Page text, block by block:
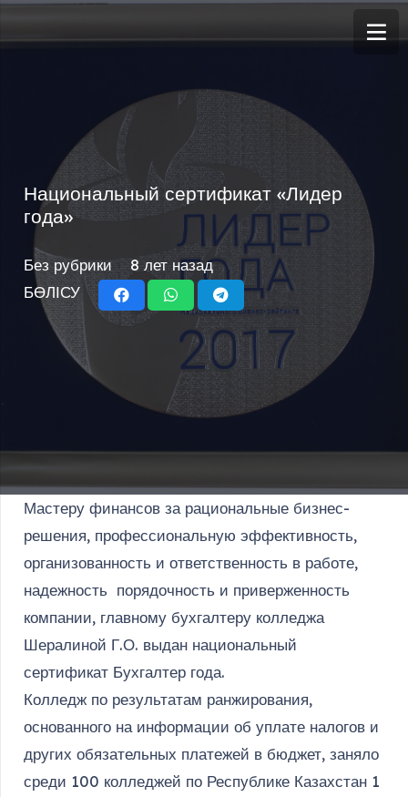
Национальный сертификат «Лидер
года»
Без рубрики
8 лет назад
БӨЛІСУ
Мастеру финансов за рациональные бизнес-
решения, профессиональную эффективность,
организованность и ответственность в работе,
надежность порядочность и приверженность
компании, главному бухгалтеру колледжа
Шералиной Г.О. выдан национальный
сертификат Бухгалтер года.
Колледж по результатам ранжирования,
основанного на информации об уплате налогов и
других обязательных платежей в бюджет, заняло
среди 100 колледжей по Республике Казахстан 1